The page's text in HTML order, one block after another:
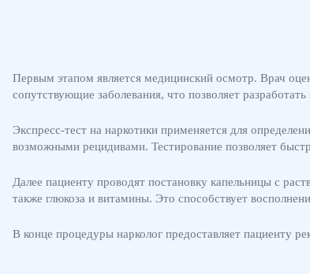
Первым этапом является медицинский осмотр. Врач
сопутствующие заболевания, что позволяет
Экспресс-тест на наркотики применяется для
возможными рецидивами. Тестирование позволяет
Далее пациенту проводят постановку капельницы с
также глюкоза и витамины. Это способствует
В конце процедуры нарколог предоставляет пациенту